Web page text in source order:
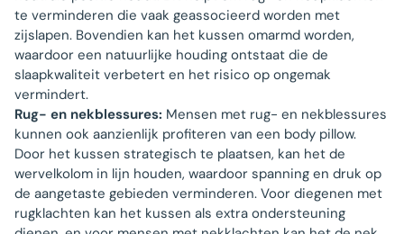
te verminderen die vaak geassocieerd worden met
zijslapen. Bovendien kan het kussen omarmd worden,
waardoor een natuurlijke houding ontstaat die de
slaapkwaliteit verbetert en het risico op ongemak
vermindert.
Rug- en nekblessures: Mensen met rug- en nekblessures
kunnen ook aanzienlijk profiteren van een body pillow.
Door het kussen strategisch te plaatsen, kan het de
wervelkolom in lijn houden, waardoor spanning en druk op
de aangetaste gebieden verminderen. Voor diegenen met
rugklachten kan het kussen als extra ondersteuning